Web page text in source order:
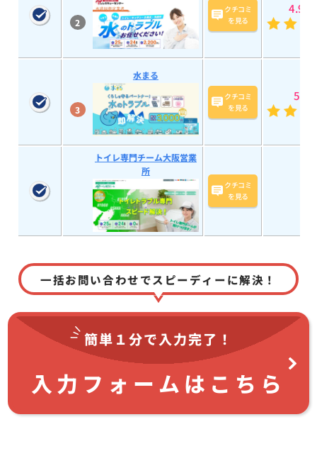
2
クチコミ
を見る
4.9
3
水まる
クチコミ
を見る
5
トイレ専門チーム大阪営業
所
クチコミ
を見る
一括お問い合わせでスピーディーに解決！
簡単１分で入力完了！
入力フォームはこちら